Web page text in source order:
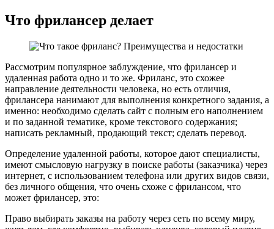
Что фрилансер делает
Рассмотрим популярное заблуждение, что фрилансер и
удаленная работа одно и то же. Фриланс, это схожее
направление деятельности человека, но есть отличия,
фрилансера нанимают для выполнения конкретного задания, а
именно: необходимо сделать сайт с полным его наполнением
и по заданной тематике, кроме текстового содержания;
написать рекламный, продающий текст; сделать перевод.
Определение удаленной работы, которое дают специалисты,
имеют смысловую нагрузку в поиске работы (заказчика) через
интернет, с использованием телефона или других видов связи,
без личного общения, что очень схоже с фрилансом, что
может фрилансер, это:
Право выбирать заказы на работу через сеть по всему миру,